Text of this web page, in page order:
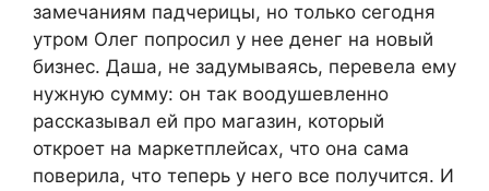
замечаниям падчерицы, но только сегодня
утром Олег попросил у нее денег на новый
бизнес. Даша, не задумываясь, перевела ему
нужную сумму: он так воодушевленно
рассказывал ей про магазин, который
откроет на маркетплейсах, что она сама
поверила, что теперь у него все получится. И